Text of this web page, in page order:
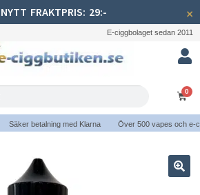
NYTT FRAKTPRIS: 29:- ×
E-ciggbolaget sedan 2011
0
Säker betalning med Klarna Över 500 vapes och e-cigg